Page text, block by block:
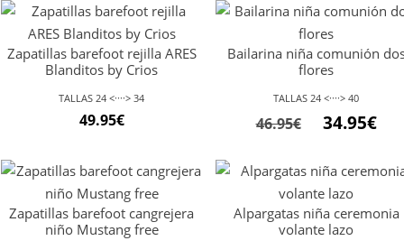
Zapatillas barefoot rejilla ARES
Blanditos by Crios
TALLAS 24 <····> 34
49.95€
Bailarina niña comunión
flores
TALLAS 24 <····> 40
46.95€ 34.95€
Zapatillas barefoot cangrejera
niño Mustang free
Alpargatas niña ceremonia
volante lazo